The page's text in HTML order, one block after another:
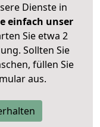
Dienste in
einfach unser
Sie etwa 2
Sollten Sie
füllen Sie
aus.